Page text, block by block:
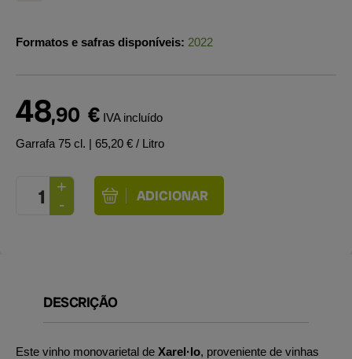
Formatos e safras disponíveis: 2022
48,90 € IVA incluído
Garrafa 75 cl. | 65,20 € / Litro
DESCRIÇÃO
Este vinho monovarietal de Xarel·lo, proveniente de vinhas